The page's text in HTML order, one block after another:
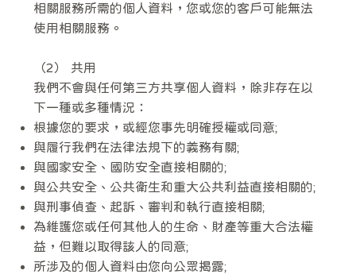
相關服務所需的個人資料，您或您的客戶可能無法
使用相關服務。
（2） 共用
我們不會與任何第三方共享個人資料，除非存在以
下一種或多種情況：
根據您的要求，或經您事先明確授權或同意;
與履行我們在法律法規下的義務有關;
與國家安全、國防安全直接相關的;
與公共安全、公共衛生和重大公共利益直接相關的;
與刑事偵查、起訴、審判和執行直接相關;
為維護您或任何其他人的生命、財產等重大合法權
益，但難以取得該人的同意;
所涉及的個人資料由您向公眾揭露;